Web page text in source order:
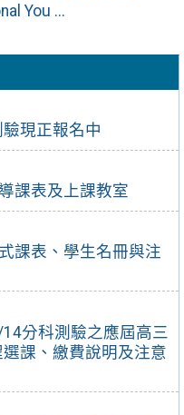
驗現正報名中
課表及上課教室
課表、學生名冊與注
分科測驗之應屆高三
課、繳費說明及注意
You ...